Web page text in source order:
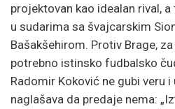
projektovan kao idealan rival,
u sudarima sa švajcarskim
Bašakšehirom. Protiv Brage,
potrebno istinsko fudbalsko
Radomir Koković ne gubi veru
naglašava da predaje nema: